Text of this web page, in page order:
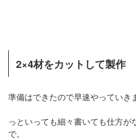
2×4材をカットして製作
準備はできたので早速やっていき
っといっても細々書いても仕方が
で。